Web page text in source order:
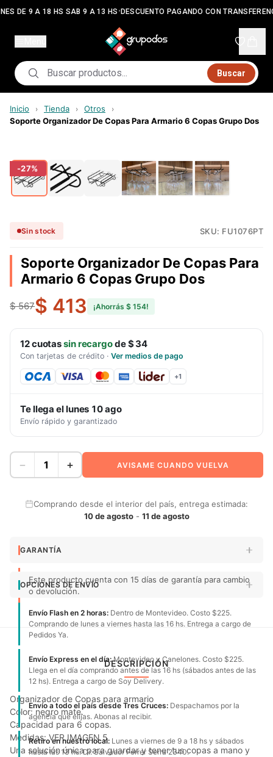
DE 9 A 18 HS SAB 9 A 13 HS• DESCUENTO PAGANDO CON
Buscar
Inicio › Tienda › Otros ›
Soporte Organizador De Copas Para Armario 6 Copas Grupo Dos
-27%
Sin stock SKU: FU1076PT
Soporte Organizador De Copas Para
Armario 6 Copas Grupo Dos
$ 567$ 413 ¡Ahorrás $ 154!
12cuotassin recargode$ 34
Con tarjetas de crédito · Ver medios de pago
+1
Te llega ellunes 10 ago
Envío rápido y garantizado
− + AVISAME CUANDO VUELVA
Comprando desde el interior del país, entrega estimada:
10 de agosto- 11 de agosto
GARANTÍA
Este producto cuenta con 15 días de garantía para cambio
o devolución.
OPCIONES DE ENVÍO
Envío Flash en 2 horas: Dentro de Montevideo. Costo $225.
Comprando de lunes a viernes hasta las 16 hs. Entrega a cargo de
Pedidos Ya.
Envío Express en el día:Montevideo y Canelones. Costo $225.
Llega en el día comprando antes de las 16 hs (sábados antes de las
12 hs). Entrega a cargo de Soy Delivery.
Envío a todo el país desde Tres Cruces: Despachamos por la
agencia que elijas. Abonas al recibir.
Retiro en nuestro local: Lunes a viernes de 9 a 18 hs y sábados
hasta las 13 hs. Dr. Salvador Ferrer Serra 2340.
DESCRIPCIÓN
Organizador de Copas para armario
Color: negro mate.
Capacidad para 6 copas.
Medidas: VER IMAGEN 5
Una solución única para guardar y tener tus copas a mano y